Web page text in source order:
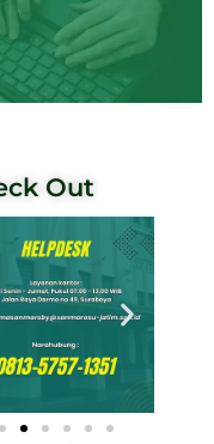
Out